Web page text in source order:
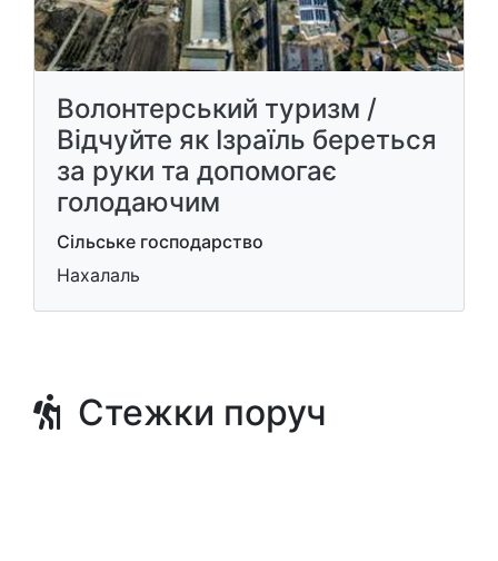
Волонтерський туризм /
Відчуйте як Ізраїль береться
за руки та допомогає
голодаючим
Сільське господарство
Нахалаль
Стежки поруч